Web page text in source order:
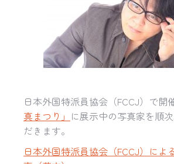
日本外国特派員協会（FCCJ）で開
真まつり」 に展示中の写真家を順
だきます。
日本外国特派員協会（FCCJ）によ